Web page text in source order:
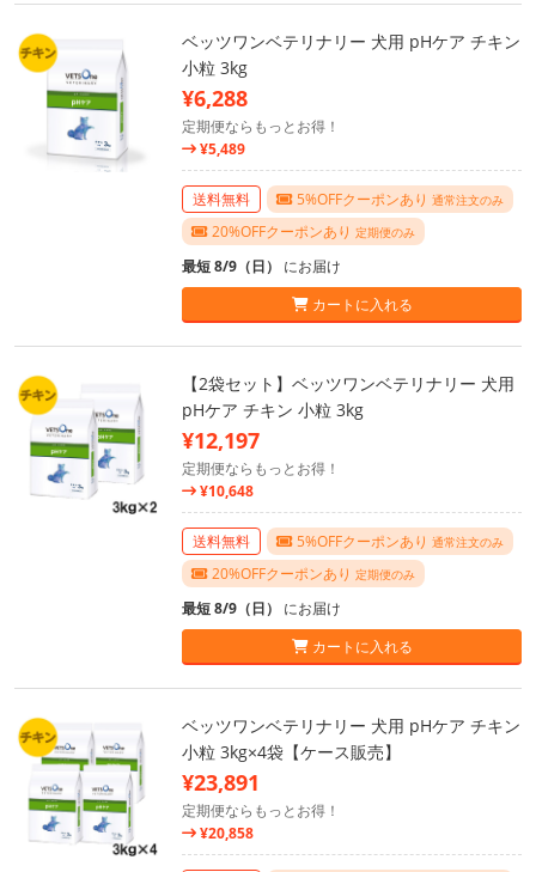
ベッツワンベテリナリー 犬用 pHケア チキン
小粒 3kg
¥6,288
定期便ならもっとお得！
¥5,489
送料無料 5%OFFクーポンあり 通常注文のみ
20%OFFクーポンあり 定期便のみ
最短 8/9（日） にお届け
カートに入れる
【2袋セット】ベッツワンベテリナリー 犬用
pHケア チキン 小粒 3kg
¥12,197
定期便ならもっとお得！
¥10,648
送料無料 5%OFFクーポンあり 通常注文のみ
20%OFFクーポンあり 定期便のみ
最短 8/9（日） にお届け
カートに入れる
ベッツワンベテリナリー 犬用 pHケア チキン
小粒 3kg×4袋【ケース販売】
¥23,891
定期便ならもっとお得！
¥20,858